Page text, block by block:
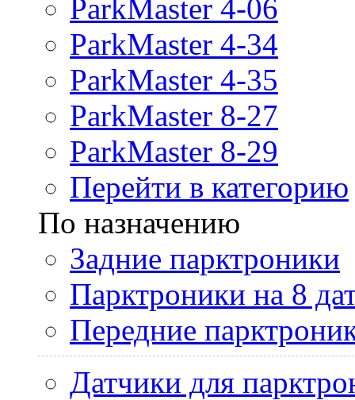
ParkMaster 4-06
ParkMaster 4-34
ParkMaster 4-35
ParkMaster 8-27
ParkMaster 8-29
Перейти в категорию
По назначению
Задние парктроники
Парктроники на 8
Передние
Датчики для